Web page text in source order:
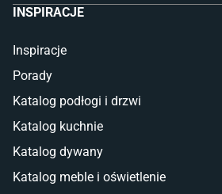
INSPIRACJE
Inspiracje
Porady
Katalog podłogi i drzwi
Katalog kuchnie
Katalog dywany
Katalog meble i oświetlenie